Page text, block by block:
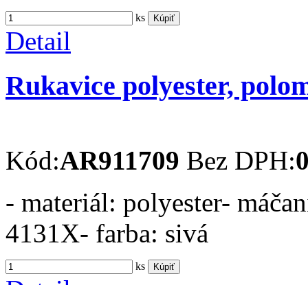
ks Kúpiť
Detail
Rukavice polyester,
Kód:AR911709 Bez DPH:
- materiál: polyester-
4131X- farba: sivá
ks Kúpiť